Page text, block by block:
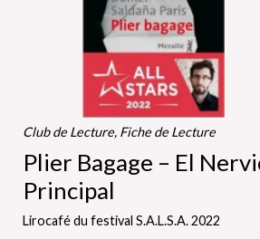
Club de Lecture, Fiche de Lecture
Plier Bagage – El
Principal
Lirocafé du festival S.A.L.S.A. 2022